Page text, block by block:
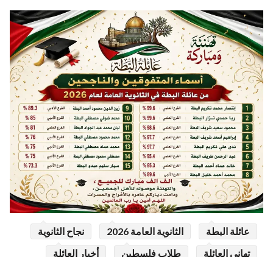
عائلة البطة الثانوية العامة 2026
نجاح الثانوية
تهاني العائلة
طلاب فلسطين
أخبار العائلة